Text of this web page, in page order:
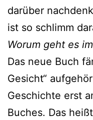
darüber
ist so schlimm
Worum geht es
Das neue Buch
Gesicht“
Geschichte erst
Buches. Das